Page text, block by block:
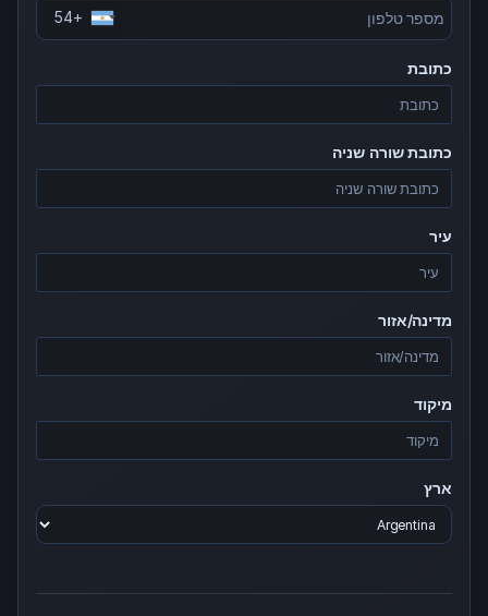
+54
כתובת
כתובת שורה שניה
עיר
מדינה/אזור
מיקוד
ארץ